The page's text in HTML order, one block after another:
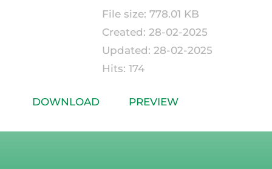
File size: 778.01 KB
Created: 28-02-2025
Updated: 28-02-2025
Hits: 174
DOWNLOAD PREVIEW